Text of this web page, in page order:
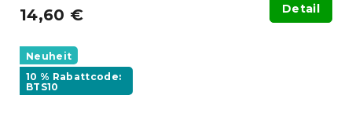
14,60 € Detail
Neuheit
10 % Rabattcode:
BTS10